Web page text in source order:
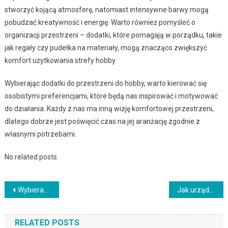
stworzyć kojącą atmosferę, natomiast intensywne barwy mogą
pobudzać kreatywność i energię. Warto również pomyśleć o
organizacji przestrzeni – dodatki, które pomagają w porządku, takie
jak regały czy pudełka na materiały, mogą znacząco zwiększyć
komfort użytkowania strefy hobby.
Wybierając dodatki do przestrzeni do hobby, warto kierować się
osobistymi preferencjami, które będą nas inspirować i motywować
do działania. Każdy z nas ma inną wizję komfortowej przestrzeni,
dlatego dobrze jest poświęcić czas na jej aranżację zgodnie z
własnymi potrzebami.
No related posts.
Nawigacja
wpisu
Wybieramy idealne dodatki w stylu boho chic do wnętrz
RELATED POSTS